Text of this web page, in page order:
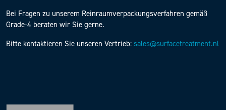
Bei Fragen zu unserem Reinraumverpackungsverfahren gemäß
Grade-4 beraten wir Sie gerne.
Bitte kontaktieren Sie unseren Vertrieb: sales@surfacetreatment.nl